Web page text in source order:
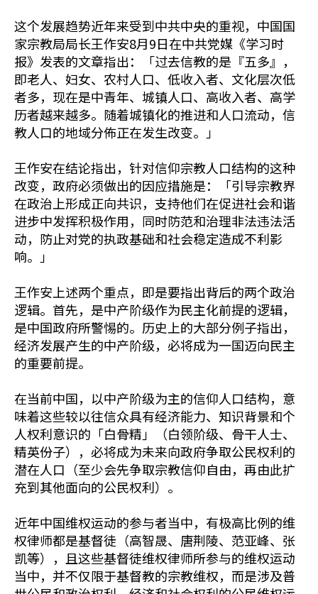
这个发展趋势近年来受到中共中央的重视，中国国
家宗教局局长王作安8月9日在中共党媒《学习时
报》发表的文章指出：「过去信教的是『五多』，
即老人、妇女、农村人口、低收入者、文化层次低
者多，现在是中青年、城镇人口、高收入者、高学
历者越来越多。随着城镇化的推进和人口流动，信
教人口的地域分佈正在发生改变。」
王作安在结论指出，针对信仰宗教人口结构的这种
改变，政府必须做出的因应措施是：「引导宗教界
在政治上形成正向共识，支持他们在促进社会和谐
进步中发挥积极作用，同时防范和治理非法违法活
动，防止对党的执政基础和社会稳定造成不利影
响。」
王作安上述两个重点，即是要指出背后的两个政治
逻辑。首先，是中产阶级作为民主化前提的逻辑，
是中国政府所警惕的。历史上的大部分例子指出，
经济发展产生的中产阶级，必将成为一国迈向民主
的重要前提。
在当前中国，以中产阶级为主的信仰人口结构，意
味着这些较以往信众具有经济能力、知识背景和个
人权利意识的「白骨精」（白领阶级、骨干人士、
精英份子），必将成为未来向政府争取公民权利的
潜在人口（至少会先争取宗教信仰自由，再由此扩
充到其他面向的公民权利）。
近年中国维权运动的参与者当中，有极高比例的维
权律师都是基督徒（高智晟、唐荆陵、范亚峰、张
凯等），且这些基督徒维权律师所参与的维权运动
当中，并不仅限于基督教的宗教维权，而是涉及普